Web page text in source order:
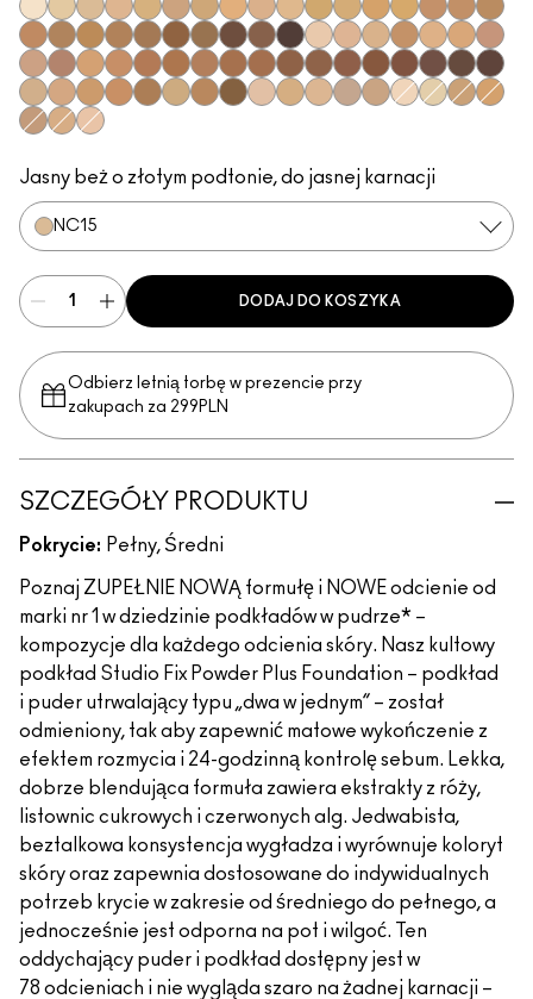
NC5NC13NC15NC16NC17NC18​NC20​NC25​NC27​NC35​NC37​NC38​NC41​NC42NC43.5​
NC44​
NC45​NC45.5​
NC46​NC47​NC50​NC55​NC58​NC60​NC63​NC65​NW5​NW10​NW13​NW15​NW20​
NW22​NW25​
NW30​
NW33​NW35​NW40​NW43​NW44​NW45​NW46​NW47​NW48​NW50​NW53​NW55​NW57​NW58​NW60​
NW65​
C3.5​C4.5​C5​C5.5​
Jasny beż o złotym podtonie, do jasnej karnacji
NC15
DODAJ DO KOSZYKA
Odbierz letnią torbę w prezencie przy
zakupach za 299PLN
SZCZEGÓŁY PRODUKTU
Pokrycie: Pełny, Średni
Poznaj ZUPEŁNIE NOWĄ formułę i NOWE odcienie od
marki nr 1 w dziedzinie podkładów w pudrze* –
kompozycje dla każdego odcienia skóry. Nasz kultowy
podkład Studio Fix Powder Plus Foundation – podkład
i puder utrwalający typu „dwa w jednym” – został
odmieniony, tak aby zapewnić matowe wykończenie z
efektem rozmycia i 24-godzinną kontrolę sebum. Lekka,
dobrze blendująca formuła zawiera ekstrakty z róży,
listownic cukrowych i czerwonych alg. Jedwabista,
beztalkowa konsystencja wygładza i wyrównuje koloryt
skóry oraz zapewnia dostosowane do indywidualnych
potrzeb krycie w zakresie od średniego do pełnego, a
jednocześnie jest odporna na pot i wilgoć. Ten
oddychający puder i podkład dostępny jest w
78 odcieniach i nie wygląda szaro na żadnej karnacji –